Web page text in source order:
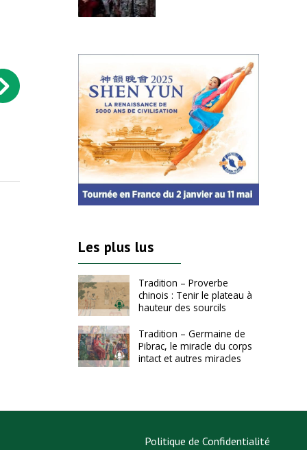
Homme - Prophéties occidentales :
un Grand Roi venu d’Orient
Histoire - François Ier, roi
fasciné par l’Italie
Les plus lus
Tradition – Proverbe
chinois : Tenir le plateau à
hauteur des sourcils
Tradition – Germaine de
Pibrac, le miracle du corps
intact et autres miracles
Politique de Confidentialité